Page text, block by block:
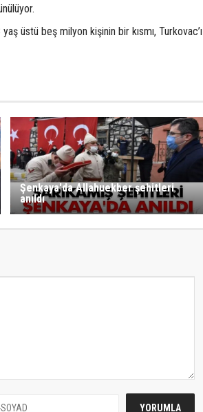
üstü beş milyon kişinin bir kısmı, Turkovac’ı
Şenkaya'da Allahuekber şehitleri
anıldı